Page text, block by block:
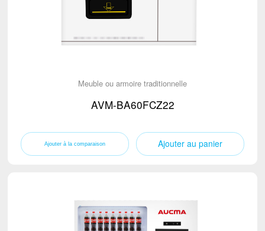
Meuble ou armoire traditionnelle
AVM-BA60FCZ22
Ajouter au panier